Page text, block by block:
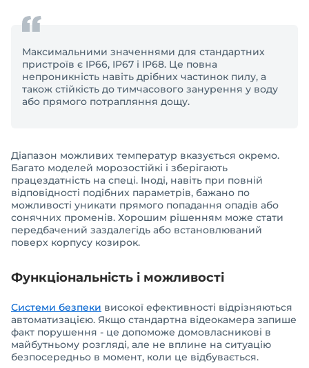
Максимальними значеннями для стандартних
пристроїв є IP66, IP67 і IP68. Це повна
непроникність навіть дрібних частинок пилу, а
також стійкість до тимчасового занурення у воду
або прямого потрапляння дощу.
Діапазон можливих температур вказується окремо.
Багато моделей морозостійкі і зберігають
працездатність на спеці. Іноді, навіть при повній
відповідності подібних параметрів, бажано по
можливості уникати прямого попадання опадів або
сонячних променів. Хорошим рішенням може стати
передбачений заздалегідь або встановлюваний
поверх корпусу козирок.
Функціональність і можливості
Системи безпеки високої ефективності відрізняються
автоматизацією. Якщо стандартна відеокамера запише
факт порушення - це допоможе домовласникові в
майбутньому розгляді, але не вплине на ситуацію
безпосередньо в момент, коли це відбувається.